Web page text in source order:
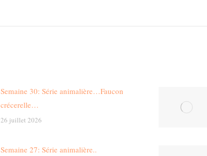
Semaine 30: Série animalière…Faucon
crécerelle…
26 juillet 2026
Semaine 27: Série animalière..